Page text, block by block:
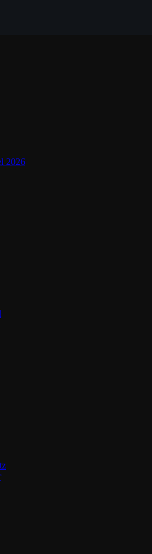
2026